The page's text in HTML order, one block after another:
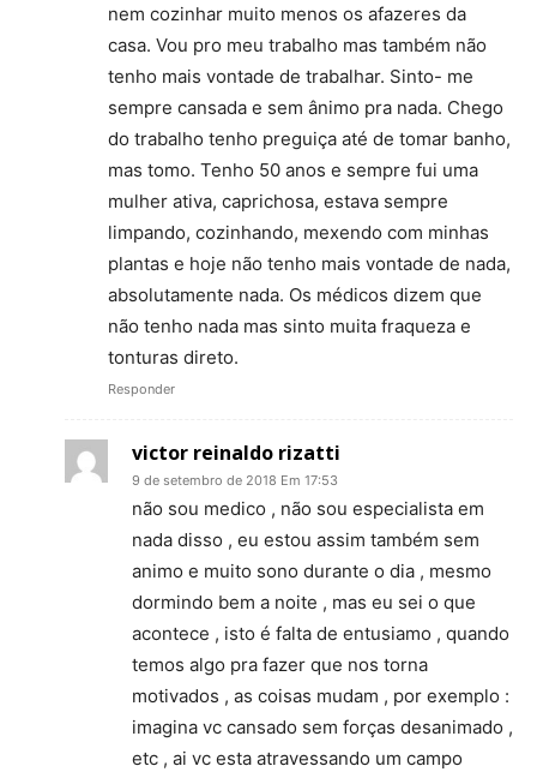
nem cozinhar muito menos os afazeres da
casa. Vou pro meu trabalho mas também não
tenho mais vontade de trabalhar. Sinto- me
sempre cansada e sem ânimo pra nada. Chego
do trabalho tenho preguiça até de tomar banho,
mas tomo. Tenho 50 anos e sempre fui uma
mulher ativa, caprichosa, estava sempre
limpando, cozinhando, mexendo com minhas
plantas e hoje não tenho mais vontade de nada,
absolutamente nada. Os médicos dizem que
não tenho nada mas sinto muita fraqueza e
tonturas direto.
Responder
victor reinaldo rizatti
9 de setembro de 2018 Em 17:53
não sou medico , não sou especialista em
nada disso , eu estou assim também sem
animo e muito sono durante o dia , mesmo
dormindo bem a noite , mas eu sei o que
acontece , isto é falta de entusiamo , quando
temos algo pra fazer que nos torna
motivados , as coisas mudam , por exemplo :
imagina vc cansado sem forças desanimado ,
etc , ai vc esta atravessando um campo